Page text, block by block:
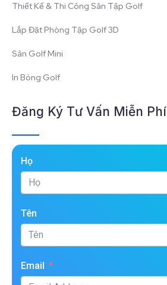
Thiết Kế & Thi Công Sân Tập Golf
Lắp Đặt Phòng Tập Golf 3D
Sân Golf Mini
In Bóng Golf
Đăng Ký Tư Vấn Miễn Phí
Họ
Tên
Email